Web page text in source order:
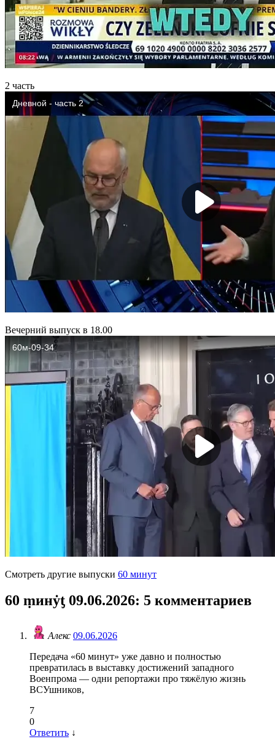
2 часть
Вечерний выпуск в 18.00
Смотреть другие выпуски 60 минут
60 ṃинẏƫ 09.06.2026: 5 комментариев
Алекс 09.06.2026
Передача «60 минут» уже давно и полностью
превратилась в выставку достижений западного
Военпрома — одни репортажи про тяжёлую жизнь
ВСУшников,
7
0
Ответить ↓